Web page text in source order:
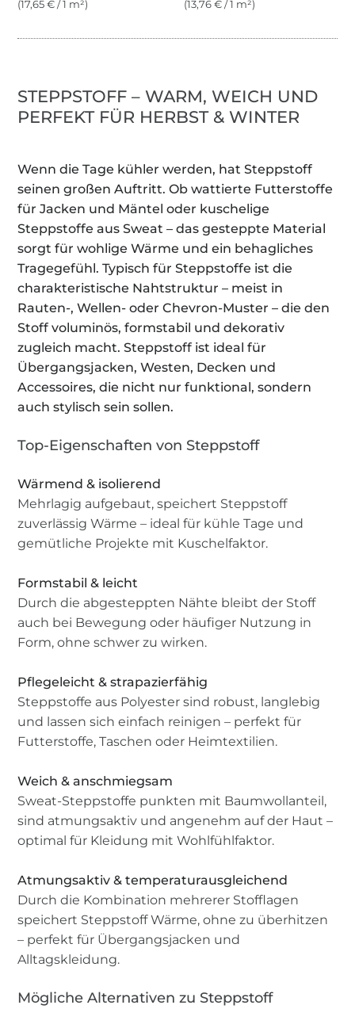
(17,65 € / 1 m²)
(13,76 € / 1 m²)
STEPPSTOFF – WARM, WEICH UND
PERFEKT FÜR HERBST & WINTER
Wenn die Tage kühler werden, hat Steppstoff
seinen großen Auftritt. Ob wattierte Futterstoffe
für Jacken und Mäntel oder kuschelige
Steppstoffe aus Sweat – das gesteppte Material
sorgt für wohlige Wärme und ein behagliches
Tragegefühl. Typisch für Steppstoffe ist die
charakteristische Nahtstruktur – meist in
Rauten-, Wellen- oder Chevron-Muster – die den
Stoff voluminös, formstabil und dekorativ
zugleich macht. Steppstoff ist ideal für
Übergangsjacken, Westen, Decken und
Accessoires, die nicht nur funktional, sondern
auch stylisch sein sollen.
Top-Eigenschaften von Steppstoff
Wärmend & isolierend
Mehrlagig aufgebaut, speichert Steppstoff
zuverlässig Wärme – ideal für kühle Tage und
gemütliche Projekte mit Kuschelfaktor.
Formstabil & leicht
Durch die abgesteppten Nähte bleibt der Stoff
auch bei Bewegung oder häufiger Nutzung in
Form, ohne schwer zu wirken.
Pflegeleicht & strapazierfähig
Steppstoffe aus Polyester sind robust, langlebig
und lassen sich einfach reinigen – perfekt für
Futterstoffe, Taschen oder Heimtextilien.
Weich & anschmiegsam
Sweat-Steppstoffe punkten mit Baumwollanteil,
sind atmungsaktiv und angenehm auf der Haut –
optimal für Kleidung mit Wohlfühlfaktor.
Atmungsaktiv & temperaturausgleichend
Durch die Kombination mehrerer Stofflagen
speichert Steppstoff Wärme, ohne zu überhitzen
– perfekt für Übergangsjacken und
Alltagskleidung.
Mögliche Alternativen zu Steppstoff